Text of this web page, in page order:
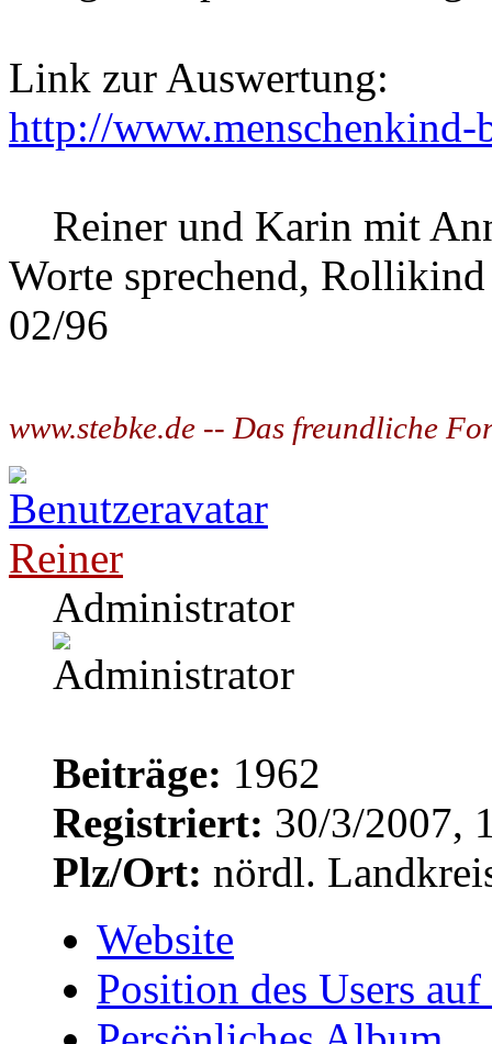
Link zur Auswertung:
http://
Reiner und Karin mit
Worte sprechend,
02/96
www.stebke.de -- Das freundliche
Reiner
Administrator
Beiträge: 1962
Registriert: 30/3/2007,
Plz/Ort: nördl.
Website
Position des Users